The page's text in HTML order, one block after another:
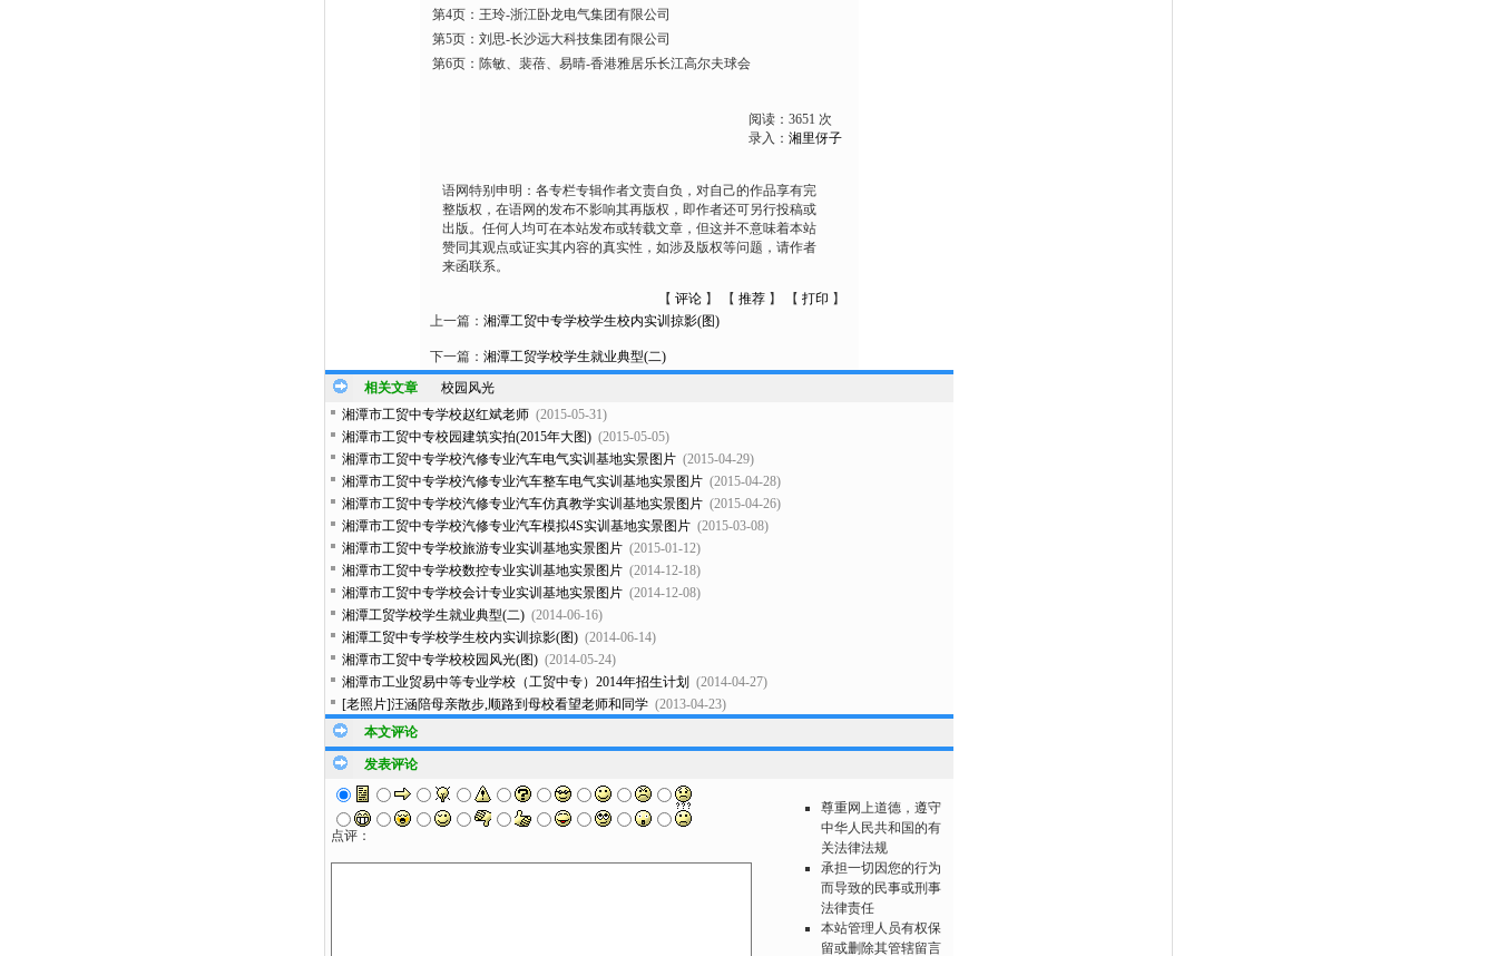
第4页：王玲-浙江卧龙电气集团有限公司
第5页：刘思-长沙远大科技集团有限公司
第6页：陈敏、裴蓓、易晴-香港雅居乐长江高尔夫球会
阅读： 3651 次
录入： 湘里伢子
语网特别申明：各专栏专辑作者文责自负，对自己的作品享有完
整版权，在语网的发布不影响其再版权，即作者还可另行投稿或
出版。任何人均可在本站发布或转载文章，但这并不意味着本站
赞同其观点或证实其内容的真实性，如涉及版权等问题，请作者
来函联系。
【 评论 】 【 推荐 】 【 打印 】
上一篇： 湘潭工贸中专学校学生校内实训掠影(图)
下一篇： 湘潭工贸学校学生就业典型(二)
相关文章
校园风光
湘潭市工贸中专学校赵红斌老师 (2015-05-31)
湘潭市工贸中专校园建筑实拍(2015年大图) (2015-05-05)
湘潭市工贸中专学校汽修专业汽车电气实训基地实景图片 (2015-04-29)
湘潭市工贸中专学校汽修专业汽车整车电气实训基地实景图片 (2015-04-28)
湘潭市工贸中专学校汽修专业汽车仿真教学实训基地实景图片 (2015-04-26)
湘潭市工贸中专学校汽修专业汽车模拟4S实训基地实景图片 (2015-03-08)
湘潭市工贸中专学校旅游专业实训基地实景图片 (2015-01-12)
湘潭市工贸中专学校数控专业实训基地实景图片 (2014-12-18)
湘潭市工贸中专学校会计专业实训基地实景图片 (2014-12-08)
湘潭工贸学校学生就业典型(二) (2014-06-16)
湘潭工贸中专学校学生校内实训掠影(图) (2014-06-14)
湘潭市工贸中专学校校园风光(图) (2014-05-24)
湘潭市工业贸易中等专业学校（工贸中专）2014年招生计划
(2014-04-27)
[老照片]汪涵陪母亲散步,顺路到母校看望老师和同学 (2013-04-23)
本文评论
发表评论
点评：
尊重网上道德，遵守
中华人民共和国的有
关法律法规
承担一切因您的行为
而导致的民事或刑事
法律责任
本站管理人员有权保
留或删除其管辖留言